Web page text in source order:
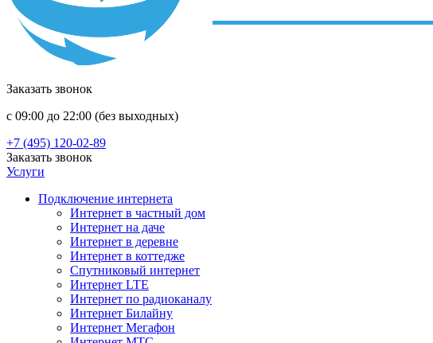
Заказать звонок
с 09:00 до 22:00 (без выходных)
+7 (495) 120-02-89
Заказать звонок
Услуги
Подключение интернета
Интернет в частный дом
Интернет на даче
Интернет в деревне
Интернет в коттедже
Спутниковый интернет
Интернет LTE
Интернет по радиоканалу
Интернет Билайну
Интернет Мегафон